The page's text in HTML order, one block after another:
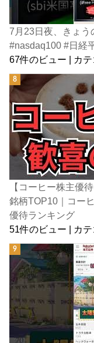
7月23日夜、きょう
#nasdaq100 #日経
67件のビュー | カ
【コーヒー株主優
銘柄TOP10｜コー
優待ランキング
51件のビュー | カ